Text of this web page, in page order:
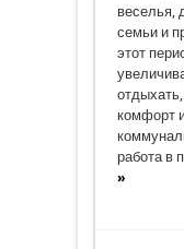
веселья,
семьи и
этот
комфорт
работа в
»